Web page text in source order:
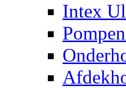
Intex